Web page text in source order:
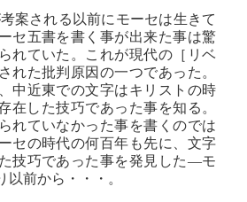
案される以前にモーセは生きて
セ五書を書く事が出来た事は驚
れていた。これが現代の［リベ
れた批判原因の一つであった。
中近東での文字はキリストの時
在した技巧であった事を知る。
れていなかった事を書くのでは
セの時代の何百年も先に、文字
技巧であった事を発見した―モ
以前から・・・。